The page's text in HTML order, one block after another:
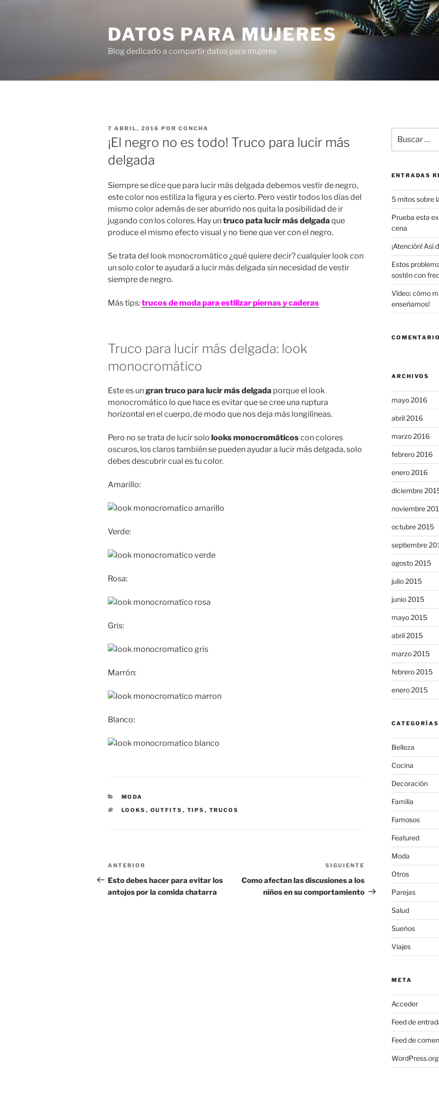
DATOS PARA MUJERES
Blog dedicado a compartir datos para mujeres
PUBLICADO
EN
7 ABRIL, 2016 POR CONCHA
¡El negro no es todo! Truco para lucir más
delgada
Siempre se dice que para lucir más delgada debemos vestir de negro,
este color nos estiliza la figura y es cierto. Pero vestir todos los días del
mismo color además de ser aburrido nos quita la posibilidad de ir
jugando con los colores. Hay untruco pata lucir más delgadaque
produce el mismo efecto visual y no tiene que ver con el negro.
Se trata del look monocromático ¿qué quiere decir? cualquier look con
un solo color te ayudará a lucir más delgada sin necesidad de vestir
siempre de negro.
Más tips:trucos de moda para estilizar piernas y caderas
Truco para lucir más delgada: look
monocromático
Este es ungran truco para lucir más delgada porque el look
monocromático lo que hace es evitar que se cree una ruptura
horizontal en el cuerpo, de modo que nos deja más longilíneas.
Pero no se trata de lucir solo looks monocromáticoscon colores
oscuros, los claros también se pueden ayudar a lucir más delgada, solo
debes descubrir cual es tu color.
Amarillo:
Verde:
Rosa:
Gris:
Marrón:
Blanco:
CATEGORÍAS
MODA
ETIQUETAS
LOOKS , OUTFITS , TIPS , TRUCOS
Navegación
de
entradas
Entrada
anterior:
ANTERIOR
Esto debes hacer para evitar los
antojos por la comida chatarra
Siguiente
entrada
SIGUIENTE
Como afectan las discusiones a los
niños en su comportamiento
por:
ENTRADAS
5 mitos sobre
Prueba esta
cena
¡Atención! Así
Estos
sostén con
Vídeo: cómo
enseñamos!
ARCHIVOS
mayo 2016
abril 2016
marzo 2016
febrero 2016
enero 2016
diciembre
noviembre
octubre 2015
septiembre
agosto 2015
julio 2015
junio 2015
mayo 2015
abril 2015
marzo 2015
febrero 2015
enero 2015
CATEGORÍAS
Belleza
Cocina
Decoración
Familia
Famosos
Featured
Moda
Otros
Parejas
Salud
Sueños
Viajes
META
Acceder
Feed de
Feed de
WordPress.org